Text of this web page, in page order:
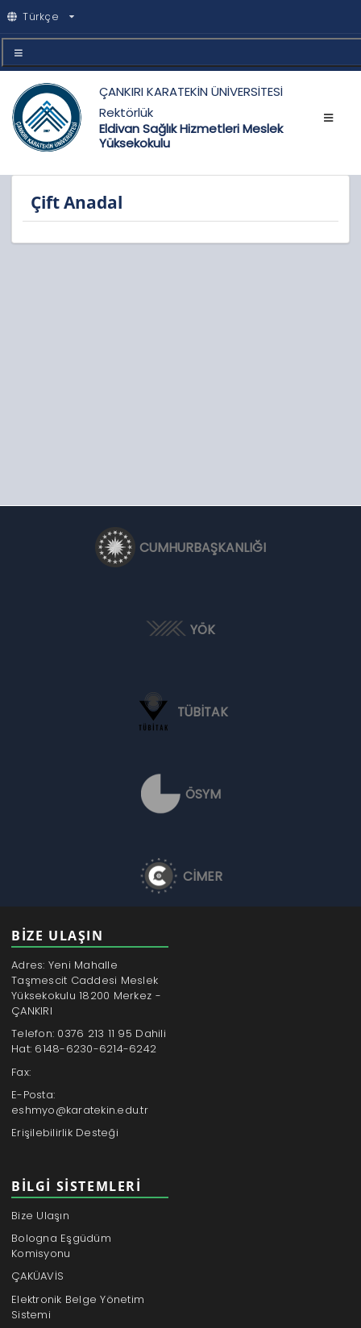
Türkçe
ÇANKIRI KARATEKİN ÜNİVERSİTESİ
Rektörlük
Eldivan Sağlık Hizmetleri Meslek
Yüksekokulu
Çift Anadal
CUMHURBAŞKANLIĞI
YÖK
TÜBİTAK
ÖSYM
CİMER
BİZE ULAŞIN
Adres: Yeni Mahalle
Taşmescit Caddesi Meslek
Yüksekokulu 18200 Merkez -
ÇANKIRI
Telefon: 0376 213 11 95 Dahili
Hat: 6148-6230-6214-6242
Fax:
E-Posta:
eshmyo@karatekin.edu.tr
Erişilebilirlik Desteği
BILGI SISTEMLERI
Bize Ulaşın
Bologna Eşgüdüm
Komisyonu
ÇAKÜAVİS
Elektronik Belge Yönetim
Sistemi